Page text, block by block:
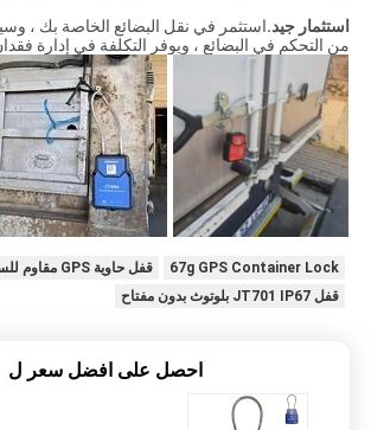
استثمار جيد.استثمر في نقل البضائع الخاصة بك ،
من التحكم في البضائع ، ويوفر التكلفة في إدارة
67g GPS Container Lock
قفل حاوية GPS مقاوم للسرقة
قفل JT701 IP67 بلوتوث بدون مفتاح
احصل على افضل سعر ل